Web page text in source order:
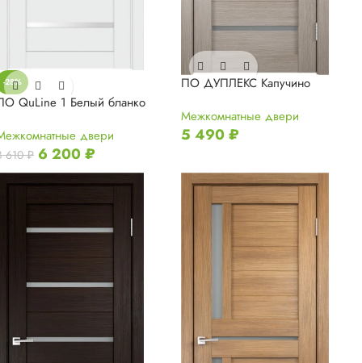
-28%
QuLine 1 Белый бланко
двери
610₽ 6 200₽
ПО ДУПЛЕКС Капучино
Межкомнатные двери
5 490₽